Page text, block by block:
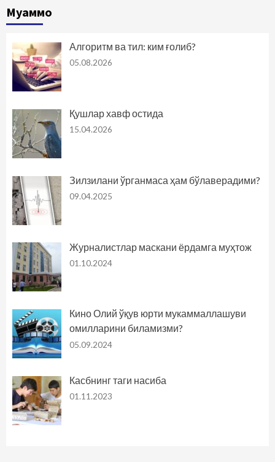
Муаммо
Алгоритм ва тил: ким ғолиб?
05.08.2026
Қушлар хавф остида
15.04.2026
Зилзилани ўрганмаса ҳам бўлаверадими?
09.04.2025
Журналистлар маскани ёрдамга муҳтож
01.10.2024
Кино Олий ўқув юрти мукаммаллашуви
омилларини биламизми?
05.09.2024
Касбнинг таги насиба
01.11.2023